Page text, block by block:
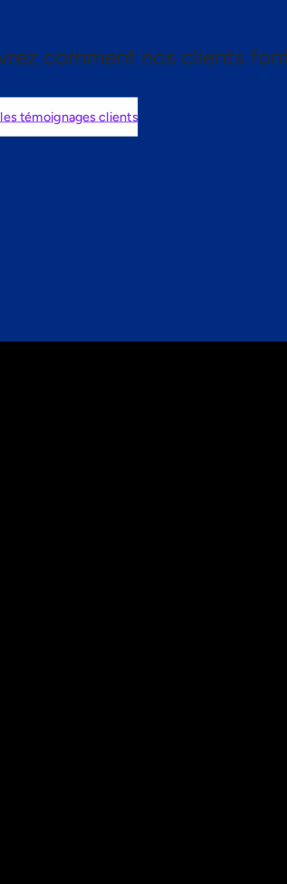
comment nos clients
témoignages clients